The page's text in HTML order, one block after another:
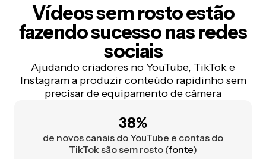
Vídeos sem rosto estão
fazendo sucesso nas redes
sociais
Ajudando criadores no YouTube, TikTok e
Instagram a produzir conteúdo rapidinho sem
precisar de equipamento de câmera
38%
de novos canais do YouTube e contas do
TikTok são sem rosto (fonte)